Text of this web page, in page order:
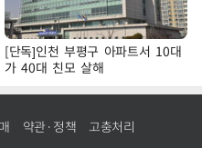
[단독]인천 부평구 아파트서 10대
가 40대 친모 살해
약관·정책 고충처리